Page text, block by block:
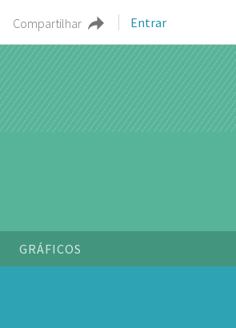
Compartilhar Entrar
GRÁFICOS